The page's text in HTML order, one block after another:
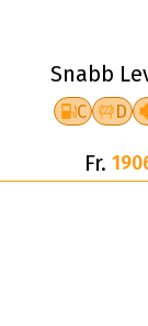
Snabb
C D
Fr.